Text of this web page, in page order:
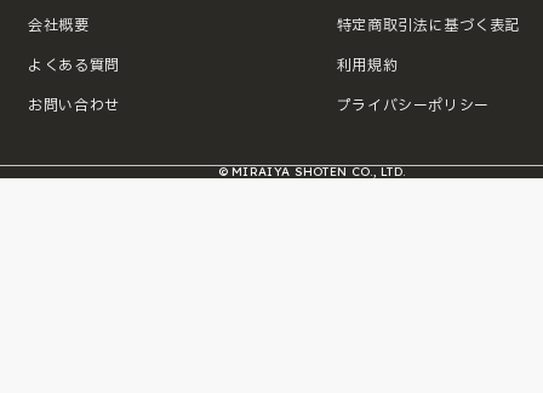
会社概要
よくある質問
お問い合わせ
特定商取引法に基づく表記
利用規約
プライバシーポリシー
© MIRAIYA SHOTEN CO., LTD.